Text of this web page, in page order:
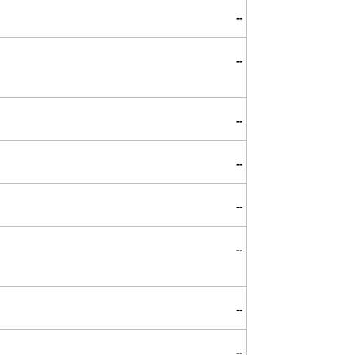
--
--
--
--
--
--
--
--